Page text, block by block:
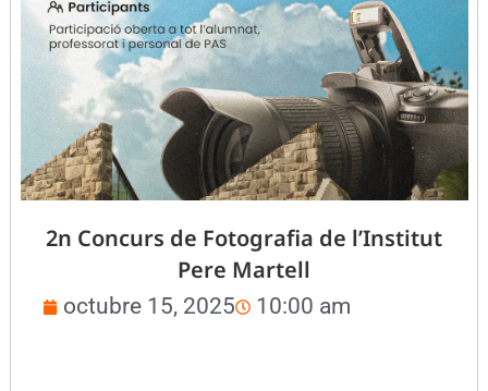
2n Concurs de Fotografia de l’Institut
Pere Martell
octubre 15, 2025 10:00 am